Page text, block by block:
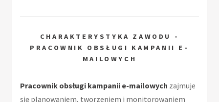
CHARAKTERYSTYKA ZAWODU -
PRACOWNIK OBSŁUGI KAMPANII E-
MAILOWYCH
Pracownik obsługi kampanii e-mailowych zajmuje
się planowaniem, tworzeniem i monitorowaniem